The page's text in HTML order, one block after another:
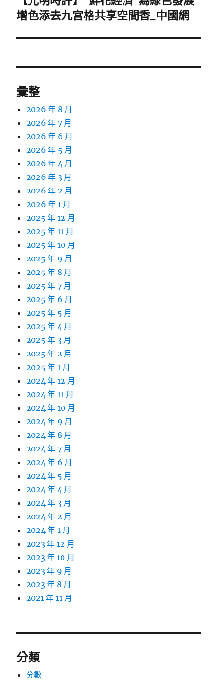
一
文
增色添去九宮格共享空間香_中國網
彙整
2026 年 8 月
2026 年 7 月
2026 年 6 月
2026 年 5 月
2026 年 4 月
2026 年 3 月
2026 年 2 月
2026 年 1 月
2025 年 12 月
2025 年 11 月
2025 年 10 月
2025 年 9 月
2025 年 8 月
2025 年 7 月
2025 年 6 月
2025 年 5 月
2025 年 4 月
2025 年 3 月
2025 年 2 月
2025 年 1 月
2024 年 12 月
2024 年 11 月
2024 年 10 月
2024 年 9 月
2024 年 8 月
2024 年 7 月
2024 年 6 月
2024 年 5 月
2024 年 4 月
2024 年 3 月
2024 年 2 月
2024 年 1 月
2023 年 12 月
2023 年 10 月
2023 年 9 月
2023 年 8 月
2021 年 11 月
分類
分數